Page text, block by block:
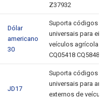
Z37932
Dólar
americano
30
Suporta códigos
universais para
veículos agrícolas
CQ05418 CQ58484
JD17
Suporta códigos
universais para
externos de